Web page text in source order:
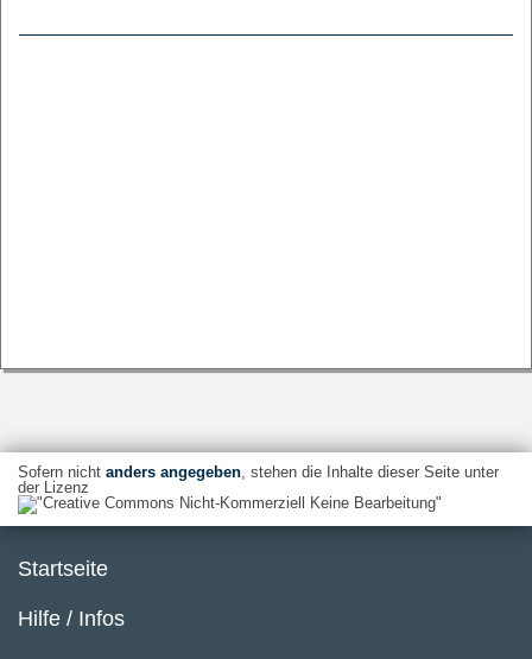
Sofern nicht anders angegeben, stehen die Inhalte dieser Seite unter
der Lizenz
Startseite
Hilfe / Infos